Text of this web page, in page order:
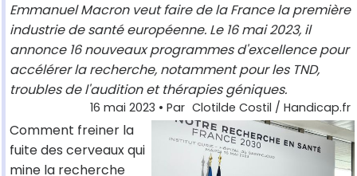
Emmanuel Macron veut faire de la France la première
industrie de santé européenne. Le 16 mai 2023, il
annonce 16 nouveaux programmes d'excellence pour
accélérer la recherche, notamment pour les TND,
troubles de l'audition et thérapies géniques.
16 mai 2023 • Par Clotilde Costil / Handicap.fr
Comment freiner la
fuite des cerveaux qui
mine la recherche